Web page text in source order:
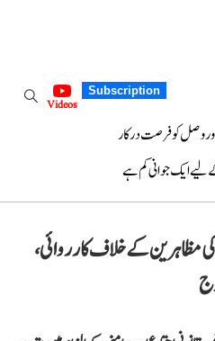
Subscription
Videos
وصل کو فرصت درکار
ایک جوانی کم ہے
مظاہرین کے خلاف کارروائی،